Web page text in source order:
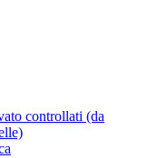
controllati (da